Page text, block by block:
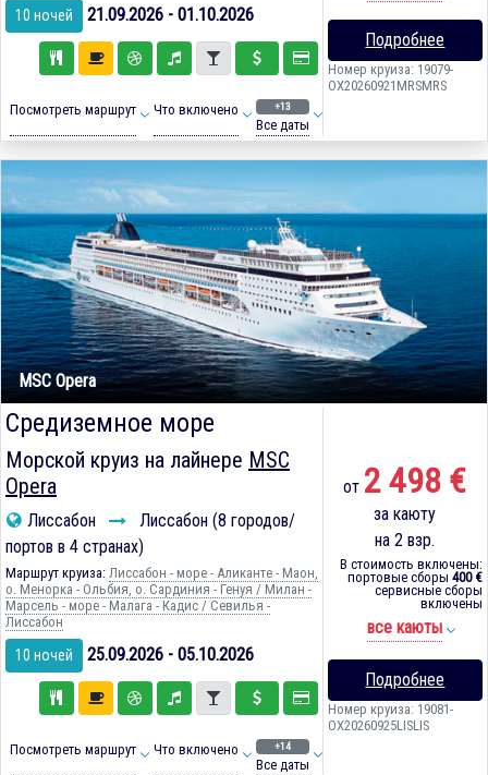
10 ночей 21.09.2026 - 01.10.2026
Посмотреть маршрут Что включено +13
Все даты
Подробнее
Номер круиза: 19079-
OX20260921MRSMRS
MSC Opera
Средиземное море
Морской круиз на лайнере MSC
Opera
Лиссабон
Лиссабон (8 городов/
портов в 4 странах)
Маршрут круиза: Лиссабон - море - Аликанте - Маон,
о. Менорка - Ольбия, о. Сардиния - Генуя / Милан -
Марсель - море - Малага - Кадиc / Севилья -
Лиссабон
10 ночей 25.09.2026 - 05.10.2026
Посмотреть маршрут Что включено +14
Все даты
от 2 498 €
за каюту
на 2 взр.
В стоимость включены:
портовые сборы 400 €
сервисные сборы
включены
все каюты
Подробнее
Номер круиза: 19081-
OX20260925LISLIS